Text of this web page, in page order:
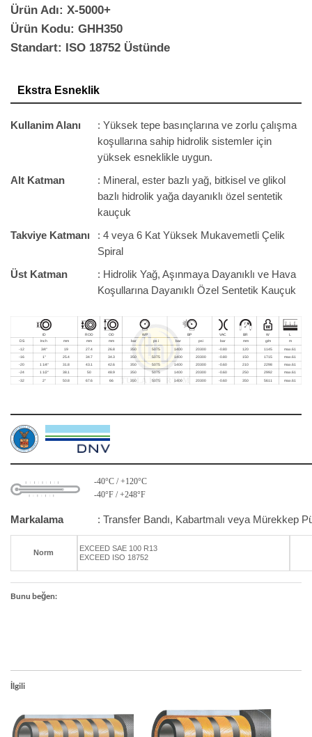
Ürün Adı: X-5000+
Ürün Kodu: GHH350
Standart: ISO 18752 Üstünde
Ekstra Esneklik
Kullanim Alanı
: Yüksek tepe basınçlarına ve zorlu çalışma
koşullarına sahip hidrolik sistemler için
yüksek esneklikle uygun.
Alt Katman
: Mineral, ester bazlı yağ, bitkisel ve glikol
bazlı hidrolik yağa dayanıklı özel sentetik
kauçuk
Takviye Katmanı
: 4 veya 6 Kat Yüksek Mukavemetli Çelik
Spiral
Üst Katman
: Hidrolik Yağ, Aşınmaya Dayanıklı ve Hava
Koşullarına Dayanıklı Özel Sentetik Kauçuk
-40°C / +120°C
-40°F / +248°F
Markalama : Transfer Bandı, Kabartmalı veya Mürekkep
Norm
EXCEED SAE 100 R13
EXCEED ISO 18752
Bunu beğen:
İlgili